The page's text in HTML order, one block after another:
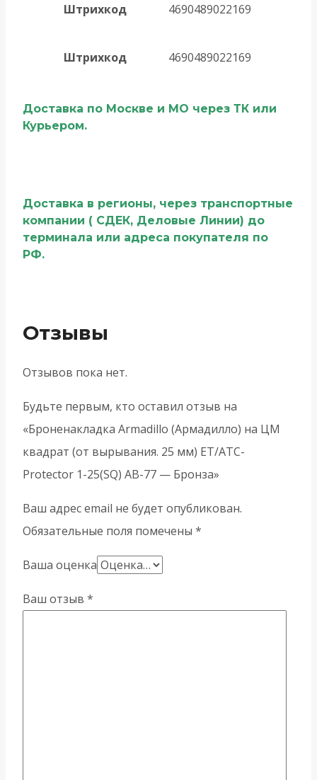
Штрихкод 4690489022169
Штрихкод 4690489022169
Доставка по Москве и МО через ТК или
Курьером.
Доставка в регионы, через транспортные
компании ( СДЕК, Деловые Линии) до
терминала или адреса покупателя по
РФ.
Отзывы
Отзывов пока нет.
Будьте первым, кто оставил отзыв на
«Броненакладка Armadillo (Армадилло) на ЦМ
квадрат (от вырывания. 25 мм) ET/ATC-
Protector 1-25(SQ) AB-77 — Бронза»
Ваш адрес email не будет опубликован.
Обязательные поля помечены *
Ваша оценка
Ваш отзыв *